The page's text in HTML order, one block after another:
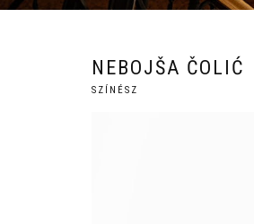
NEBOJŠA ČOLIĆ
SZÍNÉSZ